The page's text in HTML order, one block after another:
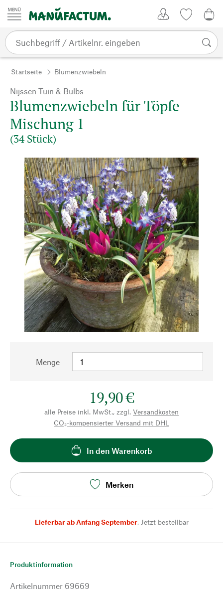
Zum Inhalt springen
Startseite Blumenzwiebeln
Nijssen Tuin & Bulbs
Blumenzwiebeln für Töpfe
Mischung 1
(34 Stück)
Menge
19,90 €
alle Preise inkl. MwSt., zzgl. Versandkosten
CO₂-kompensierter Versand mit DHL
In den Warenkorb
Merken
Lieferbar ab Anfang September, Jetzt bestellbar
Produktinformation
Artikelnummer 69669